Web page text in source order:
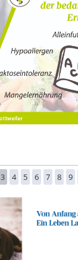
3 4 5 6 7 8 9